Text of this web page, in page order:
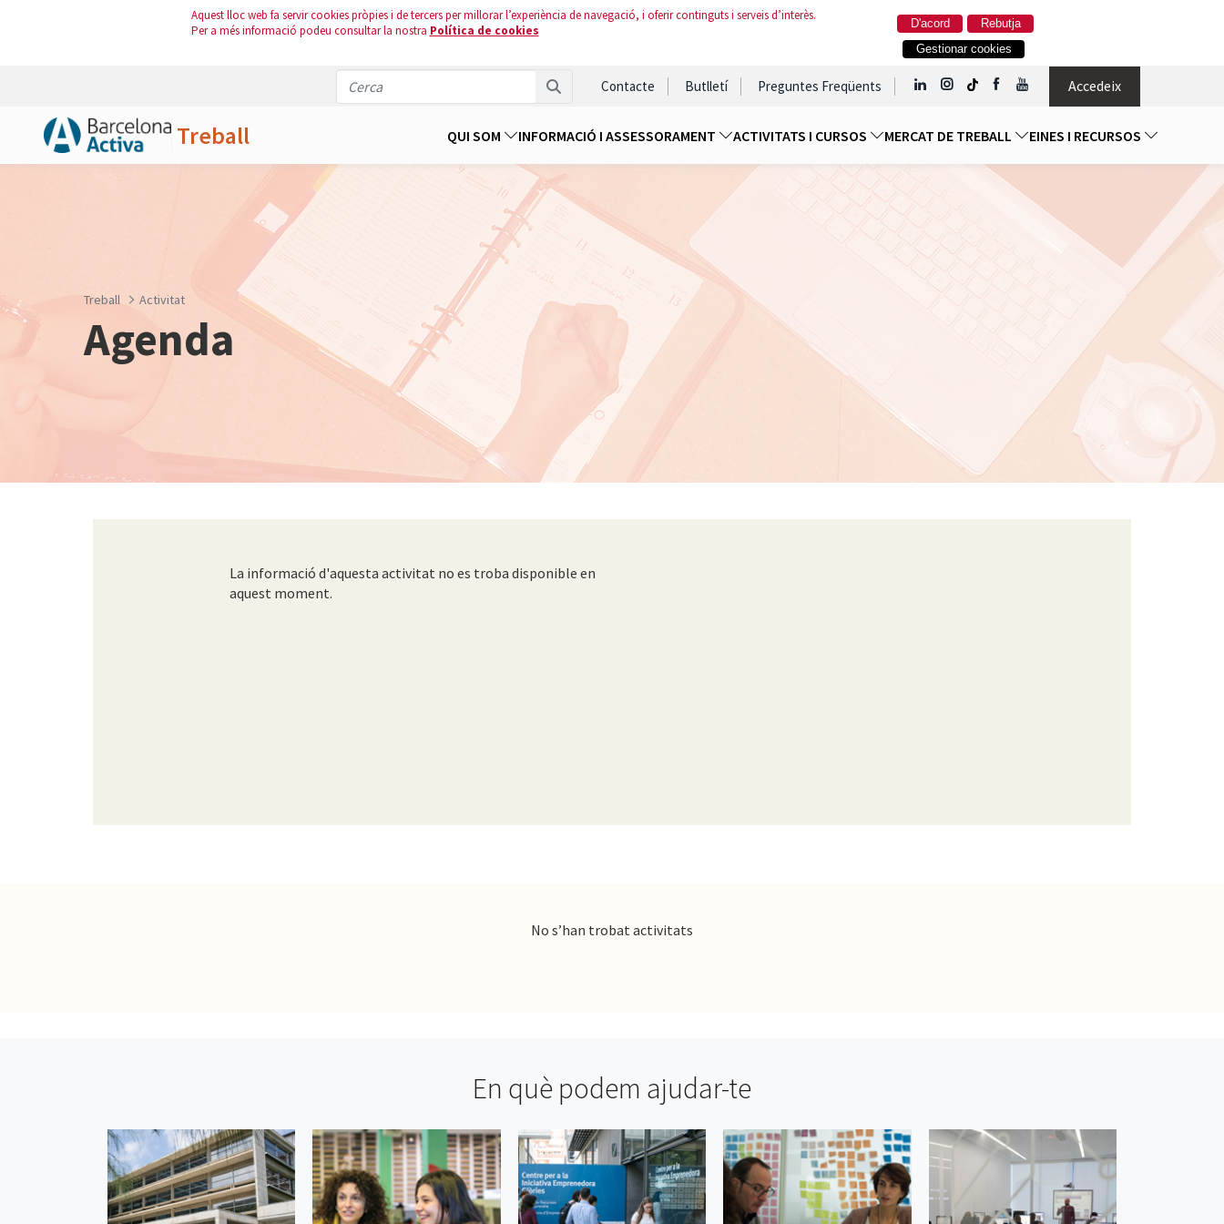
Aquest lloc web fa servir cookies pròpies i de tercers per millorar l’experiència de navegació, i oferir continguts i serveis d’interès.
Per a més informació podeu consultar la nostra Política de cookies Rebutja
D'acord
Gestionar cookies
Contacte Butlletí Preguntes Freqüents Accedeix
Treball QUI SOM INFORMACIÓ I ASSESSORAMENT ACTIVITATS I CURSOS MERCAT DE TREBALL EINES I RECURSOS
Treball Activitat
Agenda
La informació d'aquesta activitat no es troba disponible en
aquest moment.
No s’han trobat activitats
En què podem ajudar-te